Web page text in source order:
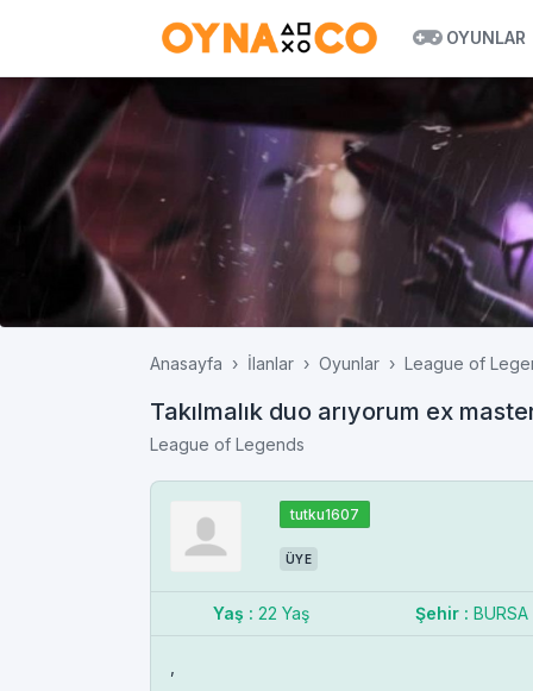
OYUNLAR
Anasayfa İlanlar Oyunlar League of
Takılmalık duo arıyorum ex
League of Legends
tutku1607
ÜYE
Yaş : 22 Yaş Şehir : BURSA